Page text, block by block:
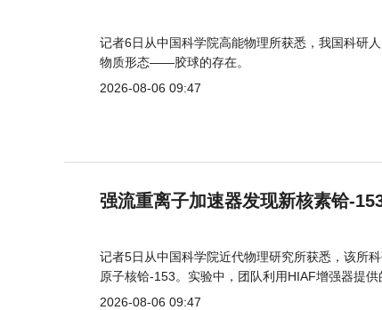
记者6日从中国科学院高能物理所获悉，我国科研
物质形态——胶球的存在。
2026-08-06 09:47
强流重离子加速器发现新核素铪-
记者5日从中国科学院近代物理研究所获悉，该所
原子核铪-153。实验中，团队利用HIAF增强器提
2026-08-06 09:47